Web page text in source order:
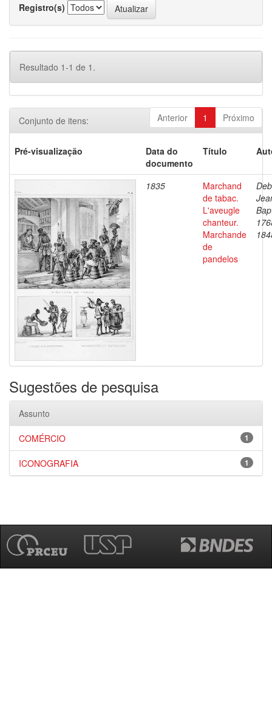
Registro(s)
Resultado 1-1 de 1.
Anterior 1 Próximo
Conjunto de itens:
Pré-visualização
Data do
documento
Título
1835
Marchand
de tabac.
L'aveugle
chanteur.
Marchande
de
pandelos
Sugestões de pesquisa
Assunto
1
COMÉRCIO
1
ICONOGRAFIA